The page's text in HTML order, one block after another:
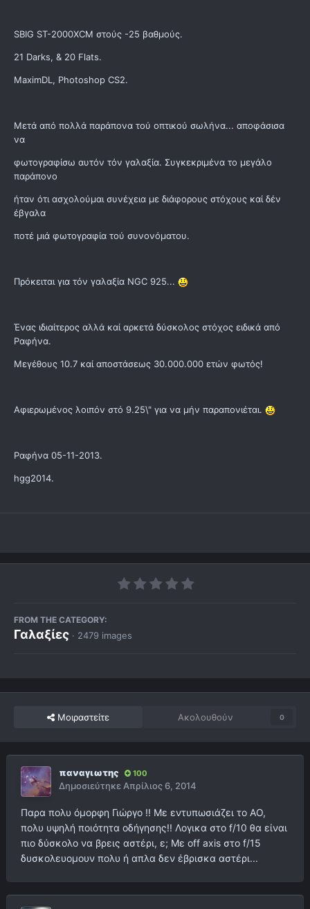
SBIG ST-2000XCM στούς -25 βαθμούς.
21 Darks, & 20 Flats.
MaximDL, Photoshop CS2.
Μετά από πολλά παράπονα τού οπτικού σωλήνα... αποφάσισα
να
φωτογραφίσω αυτόν τόν γαλαξία. Συγκεκριμένα το μεγάλο
παράπονο
ήταν ότι ασχολούμαι συνέχεια με διάφορους στόχους καί δέν
έβγαλα
ποτέ μιά φωτογραφία τού συνονόματου.
Πρόκειται για τόν γαλαξία NGC 925...
Ένας ιδιαίτερος αλλά καί αρκετά δύσκολος στόχος ειδικά από
Ραφήνα.
Μεγέθους 10.7 καί αποστάσεως 30.000.000 ετών φωτός!
Αφιερωμένος λοιπόν στό 9.25\" για να μήν παραπονιέται.
Ραφήνα 05-11-2013.
hgg2014.
FROM THE CATEGORY:
Γαλαξίες · 2479 images
Μοιραστείτε Ακολουθούν 0
παναγιωτης 100
ΔημοσιεύτηκεΑπρίλιος 6, 2014
Παρα πολυ όμορφη Γιώργο !! Με εντυπωσιάζει το AO,
πολυ υψηλή ποιότητα οδήγησης!! Λογικα στο f/10 θα είναι
πιο δύσκολο να βρεις αστέρι, ε; Με off axis στο f/15
δυσκολευομουν πολυ ή απλα δεν έβρισκα αστέρι...